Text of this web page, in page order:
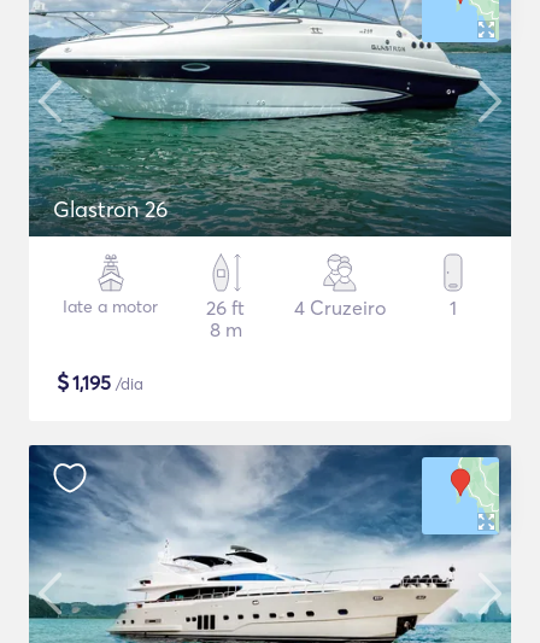
Glastron 26
Iate a motor
26 ft
8 m
4 Cruzeiro 1
$1,195 /dia